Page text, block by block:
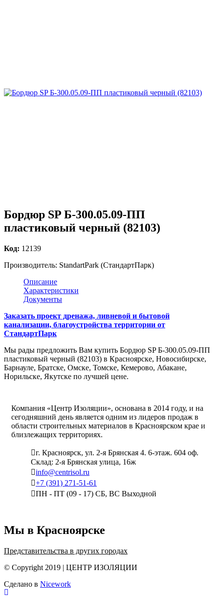
Бордюр SP Б-300.05.09-ПП
пластиковый черный (82103)
Код: 12139
Производитель: StandartPark (СтандартПарк)
Описание
Характеристики
Документы
Заказать проект дренажа, ливневой и бытовой
канализации, благоустройства территории от
СтандартПарк
Мы рады предложить Вам купить Бордюр SP Б-300.05.09-ПП
пластиковый черный (82103) в Красноярске, Новосибирске,
Барнауле, Братске, Омске, Томске, Кемерово, Абакане,
Норильске, Якутске по лучшей цене.
Компания «Центр Изоляции», основана в 2014 году, и на
сегодняшний день является одним из лидеров продаж в
области строительных материалов в Красноярском крае и
близлежащих территориях.
г. Красноярск, ул. 2-я Брянская 4. 6-этаж. 604 оф.
Склад: 2-я Брянская улица, 16ж
info@centrisol.ru
+7 (391) 271-51-61
ПН - ПТ (09 - 17) СБ, ВС Выходной
Мы в Красноярске
Представительства в других городах
© Copyright 2019 | ЦЕНТР ИЗОЛЯЦИИ
Сделано в Nicework